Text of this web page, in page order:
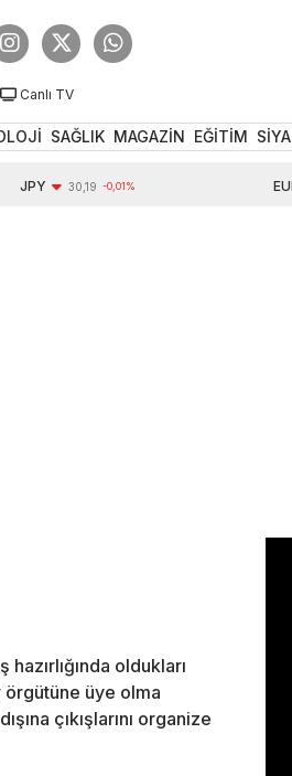
Canlı TV
SAĞLIK MAGAZİN EĞİTİM
30,19 -0,01%
oldukları
örgütüne üye olma
çıkışlarını organize